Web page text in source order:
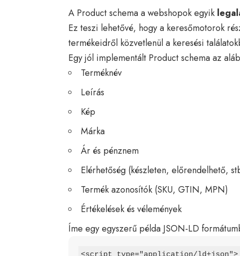
A Product schema a webshopok egyik
Ez teszi lehetővé, hogy a keresőmotorok
termékeidről közvetlenül a keresési
Egy jól implementált Product schema az
Terméknév
Leírás
Kép
Márka
Ár és pénznem
Elérhetőség (készleten, előrendelhető,
Termék azonosítók (SKU, GTIN, MPN)
Értékelések és vélemények
Íme egy egyszerű példa JSON-LD
<script type="application/ld+json">